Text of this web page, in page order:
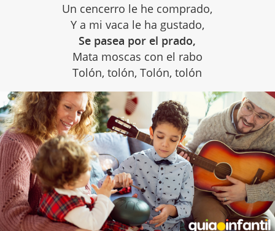
Un cencerro le he comprado,
Y a mi vaca le ha gustado,
Se pasea por el prado,
Mata moscas con el rabo
Tolón, tolón, Tolón, tolón